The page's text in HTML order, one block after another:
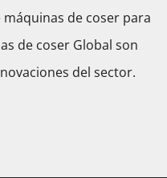
de coser para
de coser Global son
del sector.